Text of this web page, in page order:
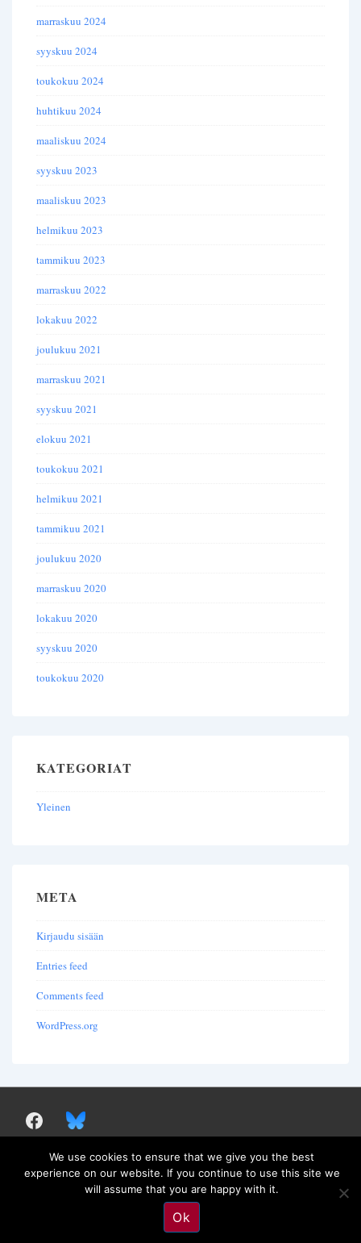
marraskuu 2024
syyskuu 2024
toukokuu 2024
huhtikuu 2024
maaliskuu 2024
syyskuu 2023
maaliskuu 2023
helmikuu 2023
tammikuu 2023
marraskuu 2022
lokakuu 2022
joulukuu 2021
marraskuu 2021
syyskuu 2021
elokuu 2021
toukokuu 2021
helmikuu 2021
tammikuu 2021
joulukuu 2020
marraskuu 2020
lokakuu 2020
syyskuu 2020
toukokuu 2020
KATEGORIAT
Yleinen
META
Kirjaudu sisään
Entries feed
Comments feed
WordPress.org
Copyright© 2026Societas Patristica Fennica
We use cookies to ensure that we give you the best
experience on our website. If you continue to use this site we
will assume that you are happy with it.
Ok